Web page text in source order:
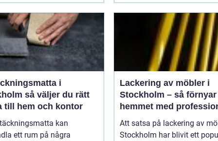
i
du rätt
till hem och kontor
kan
ett rum på några
Lackering av möbler i
Stockholm – så
hemmet med
möbellackering
Att satsa på lackering av
Stockholm har blivit ett